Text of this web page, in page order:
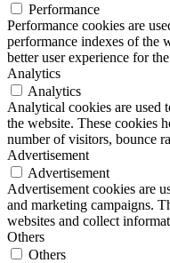
Performance
Performance cookies are
performance indexes of the
better user experience for
Analytics
Analytics
Analytical cookies are used
the website. These cookies
number of visitors, bounce
Advertisement
Advertisement
Advertisement cookies are
and marketing campaigns.
websites and collect
Others
Others